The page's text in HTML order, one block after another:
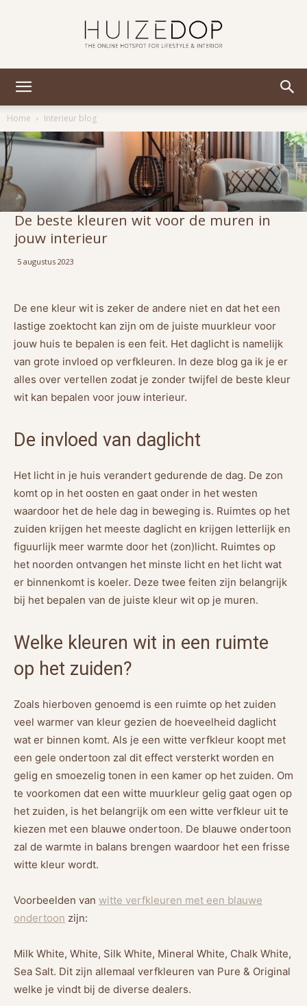
Home
Interieur blog
De beste kleuren wit voor de muren in
jouw interieur
5 augustus 2023
De ene kleur wit is zeker de andere niet en dat het een
lastige zoektocht kan zijn om de juiste muurkleur voor
jouw huis te bepalen is een feit. Het daglicht is namelijk
van grote invloed op verfkleuren. In deze blog ga ik je er
alles over vertellen zodat je zonder twijfel de beste kleur
wit kan bepalen voor jouw interieur.
De invloed van daglicht
Het licht in je huis verandert gedurende de dag. De zon
komt op in het oosten en gaat onder in het westen
waardoor het de hele dag in beweging is. Ruimtes op het
zuiden krijgen het meeste daglicht en krijgen letterlijk en
figuurlijk meer warmte door het (zon)licht. Ruimtes op
het noorden ontvangen het minste licht en het licht wat
er binnenkomt is koeler. Deze twee feiten zijn belangrijk
bij het bepalen van de juiste kleur wit op je muren.
Welke kleuren wit in een ruimte
op het zuiden?
Zoals hierboven genoemd is een ruimte op het zuiden
veel warmer van kleur gezien de hoeveelheid daglicht
wat er binnen komt. Als je een witte verfkleur koopt met
een gele ondertoon zal dit effect versterkt worden en
gelig en smoezelig tonen in een kamer op het zuiden. Om
te voorkomen dat een witte muurkleur gelig gaat ogen op
het zuiden, is het belangrijk om een witte verfkleur uit te
kiezen met een blauwe ondertoon. De blauwe ondertoon
zal de warmte in balans brengen waardoor het een frisse
witte kleur wordt.
Voorbeelden van witte verfkleuren met een blauwe
ondertoon zijn:
Milk White, White, Silk White, Mineral White, Chalk White,
Sea Salt. Dit zijn allemaal verfkleuren van Pure & Original
welke je vindt bij de diverse dealers.